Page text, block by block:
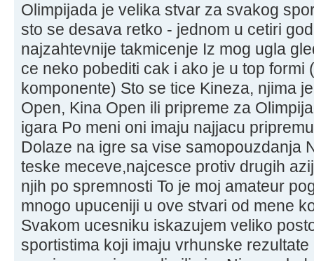
Olimpijada je velika stvar za svakog
sto se desava retko - jednom u cetiri
najzahtevnije takmicenje Iz mog ugla
ce neko pobediti cak i ako je u top formi
komponente) Sto se tice Kineza, njima
Open, Kina Open ili pripreme za
igara Po meni oni imaju najjacu
Dolaze na igre sa vise samopouzdanja
teske meceve,najcesce protiv drugih
njih po spremnosti To je moj amateur
mnogo upuceniji u ove stvari od mene
Svakom ucesniku iskazujem veliko
sportistima koji imaju vrhunske